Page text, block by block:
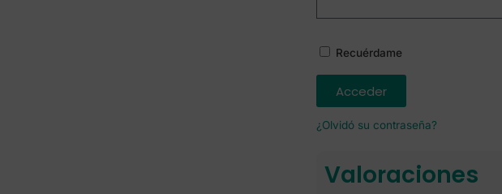
Recuérdame
Acceder
¿Olvidó su contraseña?
Valoraciones